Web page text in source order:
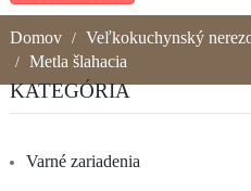
Domov Veľkokuchynský
Metla šlahacia
KATEGÓRIA
Varné zariadenia